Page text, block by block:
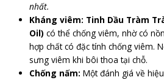
nhất.
Kháng viêm: Tinh Dầu Tràm
Oil) có thể chống viêm, nhờ có
hợp chất có đặc tính chống viêm.
sưng viêm khi bôi thoa tại chỗ.
Chống nấm: Một đánh giá về